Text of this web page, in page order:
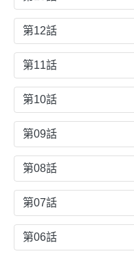
第12話
第11話
第10話
第09話
第08話
第07話
第06話